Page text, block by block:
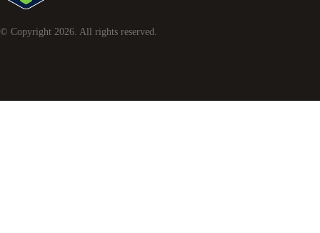
© Copyright 2026 . All rights reserved.